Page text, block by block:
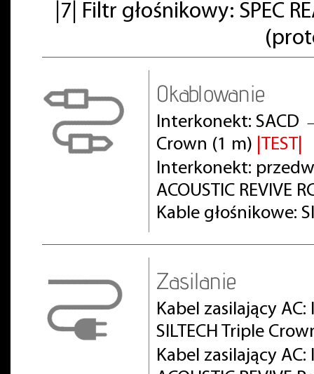
|7| Filtr głośnikowy: SPEC
Okablowanie
Interkonekt: SACD
Crown (1 m)
|TEST|
Interkonekt:
ACOUSTIC REVIVE
Kable głośnikowe:
Zasilanie
Kabel zasilający
SILTECH Triple
Kabel zasilający